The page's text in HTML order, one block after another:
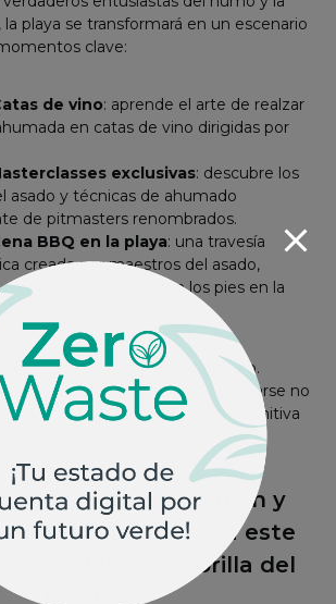
la playa se transformará en un escenario
clave:
de vino: aprende el arte de realzar
en catas de vino dirigidas por
exclusivas: descubre los
asado y técnicas de ahumado
de pitmasters renombrados.
BBQ en la playa: una travesía
creada por maestros del asado,
platillos de autor con los pies en la
a estar puesta y el carbón listo.
2026 regresa para reafirmarse no
sino como la celebración definitiva
frente al Pacífico.
disfruta de un plan y
para unirte a este
inolvidable a la orilla del